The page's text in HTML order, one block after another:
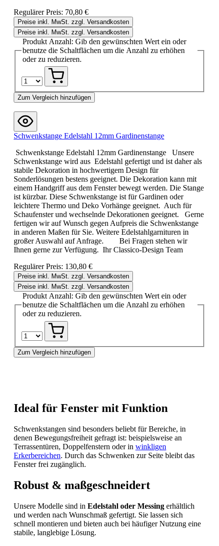
Regulärer Preis: 70,80 €
Preise inkl. MwSt. zzgl. Versandkosten
Preise inkl. MwSt. zzgl. Versandkosten
Produkt Anzahl: Gib den gewünschten Wert ein oder
benutze die Schaltflächen um die Anzahl zu erhöhen
oder zu reduzieren.
Zum Vergleich hinzufügen
Schwenkstange Edelstahl 12mm Gardinenstange
Schwenkstange Edelstahl 12mm Gardinenstange Unsere
Schwenkstange wird aus Edelstahl gefertigt und ist daher als
stabile Dekoration in hochwertigem Design für
Sonderlösungen bestens geeignet. Die Dekoration kann mit
einem Handgriff aus dem Fenster bewegt werden. Die Stange
ist kürzbar. Diese Schwenkstange ist für Gardinen oder
leichtere Thermo und Deko Vorhänge geeignet. Auch für
Schaufenster und wechselnde Dekorationen geeignet. Gerne
fertigen wir auf Wunsch gegen Aufpreis die Schwenkstange
in anderen Maßen für Sie. Weitere Edelstahlgarnituren in
großer Auswahl auf Anfrage. Bei Fragen stehen wir
Ihnen gerne zur Verfügung. Ihr Classico-Design Team
Regulärer Preis: 130,80 €
Preise inkl. MwSt. zzgl. Versandkosten
Preise inkl. MwSt. zzgl. Versandkosten
Produkt Anzahl: Gib den gewünschten Wert ein oder
benutze die Schaltflächen um die Anzahl zu erhöhen
oder zu reduzieren.
Zum Vergleich hinzufügen
Ideal für Fenster mit Funktion
Schwenkstangen sind besonders beliebt für Bereiche, in
denen Bewegungsfreiheit gefragt ist: beispielsweise an
Terrassentüren, Doppelfenstern oder in winkligen
Erkerbereichen. Durch das Schwenken zur Seite bleibt das
Fenster frei zugänglich.
Robust & maßgeschneidert
Unsere Modelle sind in Edelstahl oder Messing erhältlich
und werden nach Wunschmaß gefertigt. Sie lassen sich
schnell montieren und bieten auch bei häufiger Nutzung eine
stabile, langlebige Lösung.